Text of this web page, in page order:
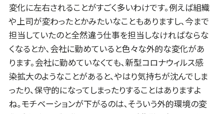
変化に左右されることがすごく多いわけです。例えば組織
や上司が変わったとかみたいなこともありますし、今まで
担当していたのと全然違う仕事を担当しなければならな
くなるとか、会社に勤めていると色々な外的な変化があ
ります。会社に勤めていなくても、新型コロナウィルス感
染拡大のようなことがあると、やはり気持ちが沈んでしま
ったり、保守的になってしまったりすることはありますよ
ね。モチベーションが下がるのは、そういう外的環境の変